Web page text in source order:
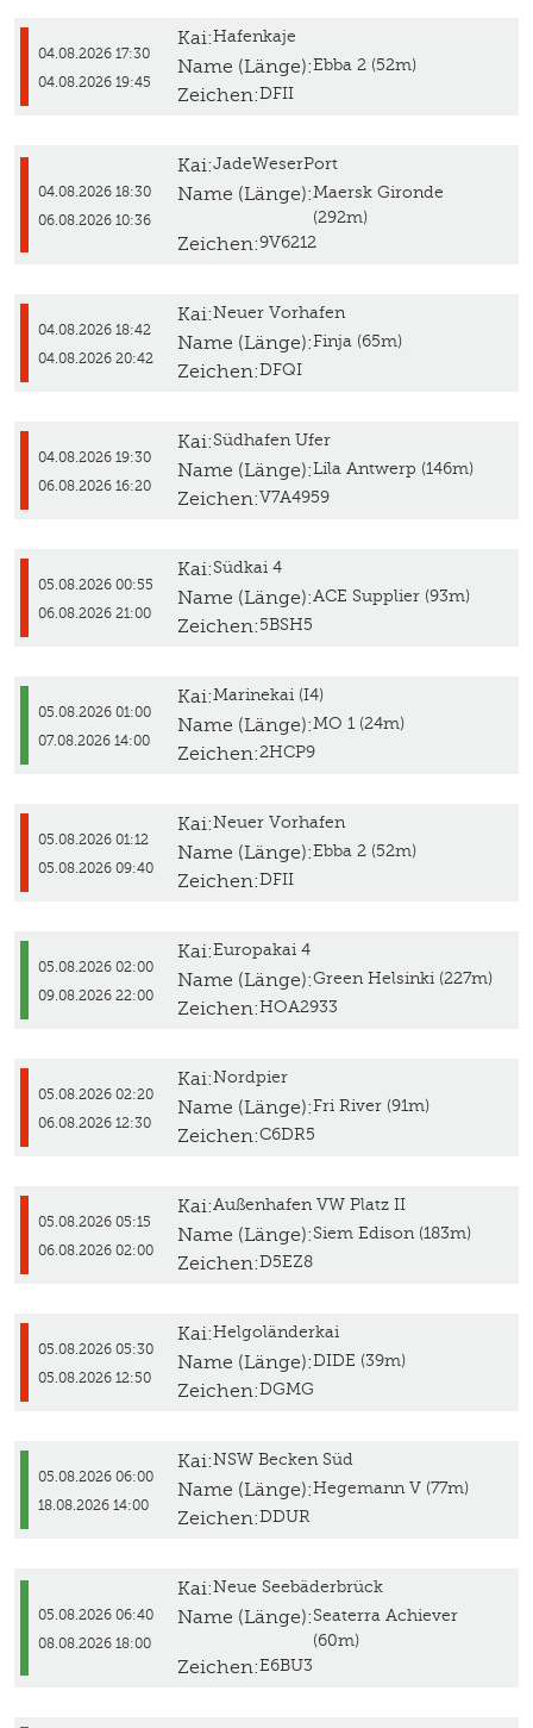
04.08.2026 17:30
04.08.2026 19:45
Kai:Hafenkaje
Name (Länge):Ebba 2 (52m)
Zeichen:DFII
04.08.2026 18:30
06.08.2026 10:36
Kai:JadeWeserPort
Name (Länge):Maersk Gironde
(292m)
Zeichen:9V6212
04.08.2026 18:42
04.08.2026 20:42
Kai:Neuer Vorhafen
Name (Länge):Finja (65m)
Zeichen:DFQI
04.08.2026 19:30
06.08.2026 16:20
Kai:Südhafen Ufer
Name (Länge):Lila Antwerp (146m)
Zeichen:V7A4959
05.08.2026 00:55
06.08.2026 21:00
Kai:Südkai 4
Name (Länge):ACE Supplier (93m)
Zeichen:5BSH5
05.08.2026 01:00
07.08.2026 14:00
Kai:Marinekai (I4)
Name (Länge):MO 1 (24m)
Zeichen:2HCP9
05.08.2026 01:12
05.08.2026 09:40
Kai:Neuer Vorhafen
Name (Länge):Ebba 2 (52m)
Zeichen:DFII
05.08.2026 02:00
09.08.2026 22:00
Kai:Europakai 4
Name (Länge):Green Helsinki (227m)
Zeichen:HOA2933
05.08.2026 02:20
06.08.2026 12:30
Kai:Nordpier
Name (Länge):Fri River (91m)
Zeichen:C6DR5
05.08.2026 05:15
06.08.2026 02:00
Kai:Außenhafen VW Platz II
Name (Länge):Siem Edison (183m)
Zeichen:D5EZ8
05.08.2026 05:30
05.08.2026 12:50
Kai:Helgoländerkai
Name (Länge):DIDE (39m)
Zeichen:DGMG
05.08.2026 06:00
18.08.2026 14:00
Kai:NSW Becken Süd
Name (Länge):Hegemann V (77m)
Zeichen:DDUR
05.08.2026 06:40
08.08.2026 18:00
Kai:Neue Seebäderbrück
Name (Länge):Seaterra Achiever
(60m)
Zeichen:E6BU3